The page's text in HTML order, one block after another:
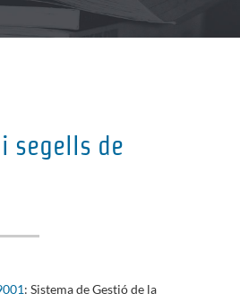
segells de
: Sistema de Gestió de la